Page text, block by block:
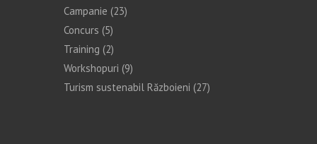
Campanie (23)
Concurs (5)
Training (2)
Workshopuri (9)
Turism sustenabil Războieni (27)